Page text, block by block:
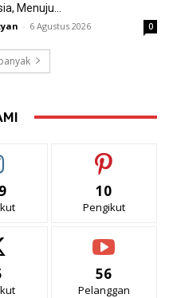
Menuju...
- 6 Agustus 2026 0
10
Pengikut
56
Pelanggan